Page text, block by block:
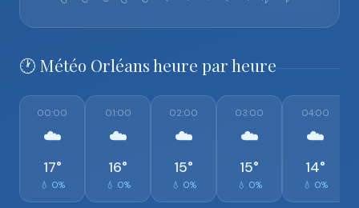
🕐 Météo Orléans heure par heure
00:00
☁️
17°
💧 0%
01:00
☁️
16°
💧 0%
02:00
☁️
15°
💧 0%
03:00
☁️
15°
💧 0%
04:00
☁️
14°
💧 0%